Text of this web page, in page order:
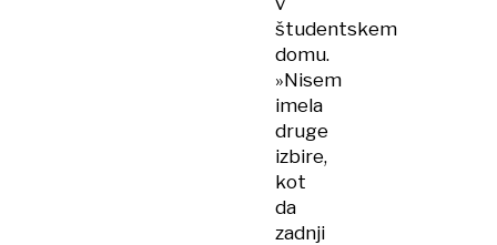
študentskem
domu.
»Nisem
imela
druge
izbire,
kot
da
zadnji